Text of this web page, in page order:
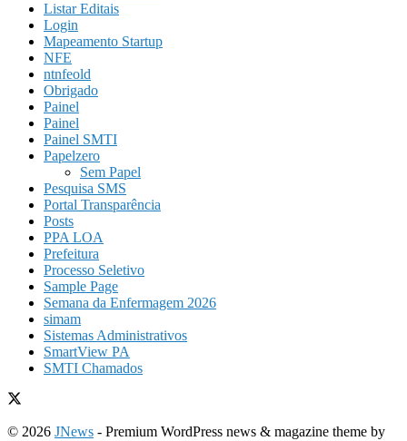
Listar Editais
Login
Mapeamento Startup
NFE
ntnfeold
Obrigado
Painel
Painel
Painel SMTI
Papelzero
Sem Papel
Pesquisa SMS
Portal Transparência
Posts
PPA LOA
Prefeitura
Processo Seletivo
Sample Page
Semana da Enfermagem 2026
simam
Sistemas Administrativos
SmartView PA
SMTI Chamados
© 2026 JNews - Premium WordPress news & magazine theme by